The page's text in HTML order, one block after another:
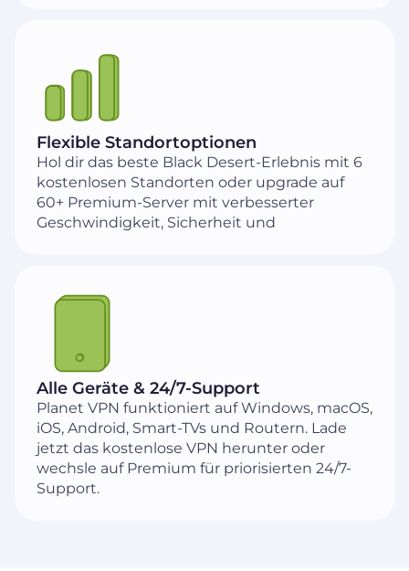
Flexible Standortoptionen
Hol dir das beste Black Desert-Erlebnis mit 6
kostenlosen Standorten oder upgrade auf
60+ Premium-Server mit verbesserter
Geschwindigkeit, Sicherheit und
Alle Geräte & 24/7-Support
Planet VPN funktioniert auf Windows, macOS,
iOS, Android, Smart-TVs und Routern. Lade
jetzt das kostenlose VPN herunter oder
wechsle auf Premium für priorisierten 24/7-
Support.